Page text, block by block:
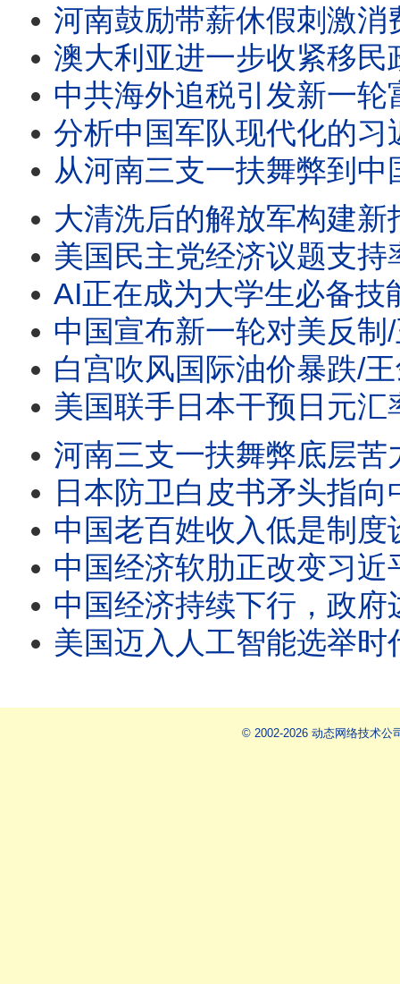
河南鼓励带薪休假刺激消费/王剑
澳大利亚进一步收紧移民政策/王剑
中共海外追税引发新一轮富豪移民潮/日经亚洲：北戴河
分析中国军队现代化的习近
从河南三支一扶舞弊到中
大清洗后的解放军构建新指挥系统/航空公司抵制ICE登机口抓
美国民主党经济议题支持率首超共和党/
AI正在成为大学生必备技能/王剑
中国宣布新一轮对美反制/王剑每日观
白宫吹风国际油价暴跌/王剑每日观
美国联手日本干预日元汇率的用意/王剑每
河南三支一扶舞弊底层苦力岗都要抢/
日本防卫白皮书矛头指向中国//王剑
中国老百姓收入低是制度设计的结果/
中国经济软肋正改变习近平对外政策/川普政府退关
中国经济持续下行，政府边
美国迈入人工智能选举
© 2002-2026 动态网络技术公